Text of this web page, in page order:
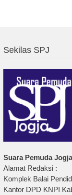
Sekilas SPJ
Suara Pemuda Jogja
Alamat Redaksi :
Komplek Balai
Kantor DPD KNPI